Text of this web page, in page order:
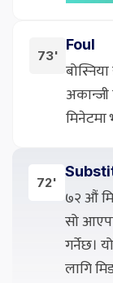
73'
Foul
मिनेटमा
72'
७२ औं
सो
गर्नेछ।
लागि